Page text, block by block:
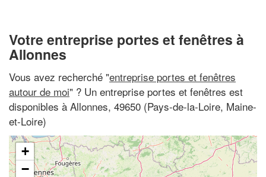
Votre entreprise portes et fenêtres à
Allonnes
Vous avez recherché "entreprise portes et fenêtres
autour de moi" ? Un entreprise portes et fenêtres est
disponibles à Allonnes, 49650 (Pays-de-la-Loire, Maine-
et-Loire)
+
−